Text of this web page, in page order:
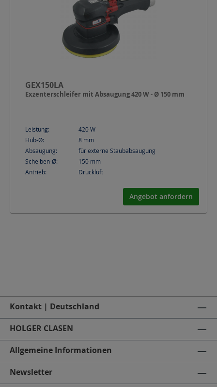
GEX150LA
Exzenterschleifer mit Absaugung 420 W - Ø 150 mm
Leistung: 420W
Hub-Ø:
8 mm
Absaugung:
für externe Staubabsaugung
Scheiben-Ø:
150 mm
Antrieb:
Druckluft
Angebot anfordern
Kontakt | Deutschland
HOLGER CLASEN
Allgemeine Informationen
Newsletter